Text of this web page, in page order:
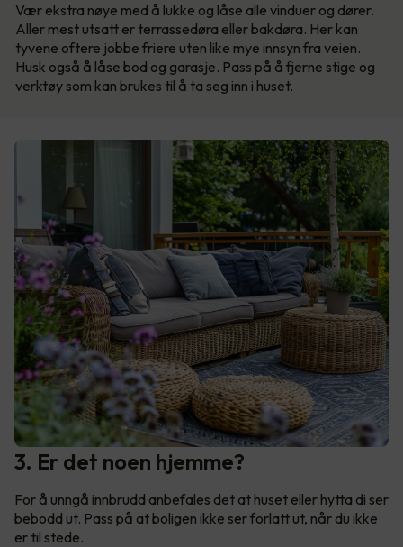
Vær ekstra nøye med å lukke og låse alle vinduer og dører.
Aller mest utsatt er terrassedøra eller bakdøra. Her kan
tyvene oftere jobbe friere uten like mye innsyn fra veien.
Husk også å låse bod og garasje. Pass på å fjerne stige og
verktøy som kan brukes til å ta seg inn i huset.
3. Er det noen hjemme?
For å unngå innbrudd anbefales det at huset eller hytta di ser
bebodd ut. Pass på at boligen ikke ser forlatt ut, når du ikke
er til stede.